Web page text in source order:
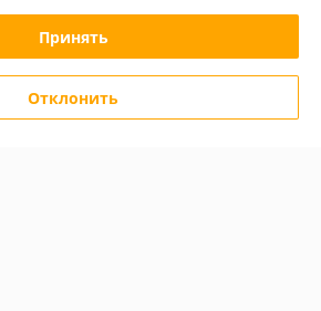
Принять
Отклонить